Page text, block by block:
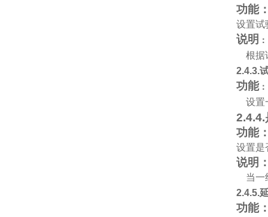
功能
设置试
说明 ：
根据
2.4.3.
功能：
设置
2.4.4.
功能
设置是
说明
当一
2.4.5.
功能